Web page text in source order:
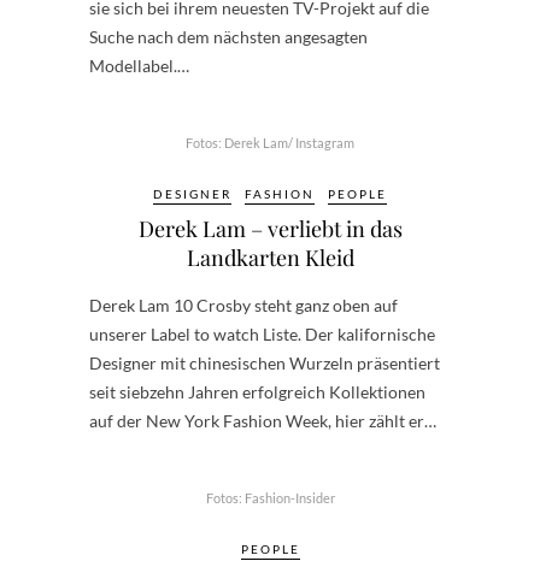
sie sich bei ihrem neuesten TV-Projekt auf die
Suche nach dem nächsten angesagten
Modellabel.…
Fotos: Derek Lam/ Instagram
DESIGNER FASHION PEOPLE
Derek Lam – verliebt in das
Landkarten Kleid
Derek Lam 10 Crosby steht ganz oben auf
unserer Label to watch Liste. Der kalifornische
Designer mit chinesischen Wurzeln präsentiert
seit siebzehn Jahren erfolgreich Kollektionen
auf der New York Fashion Week, hier zählt er…
Fotos: Fashion-Insider
PEOPLE